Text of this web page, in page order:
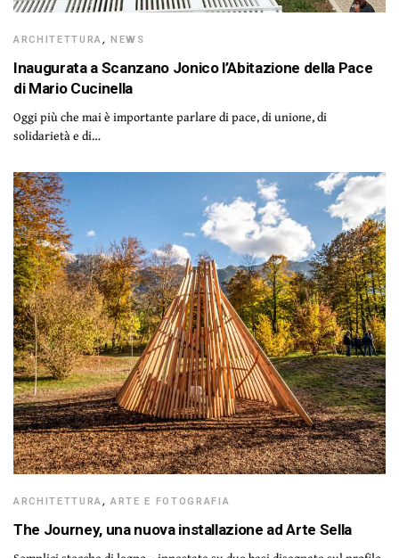
ARCHITETTURA,NEWS
Inaugurata a Scanzano Jonico l’Abitazione della Pace
di Mario Cucinella
Oggi più che mai è importante parlare di pace, di unione, di
solidarietà e di…
ARCHITETTURA ,ARTE E FOTOGRAFIA
The Journey, una nuova installazione ad Arte Sella